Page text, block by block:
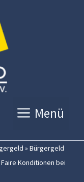
Menü
» Bürgergeld
Konditionen bei